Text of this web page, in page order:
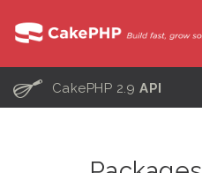
C CakePHP 2.9API